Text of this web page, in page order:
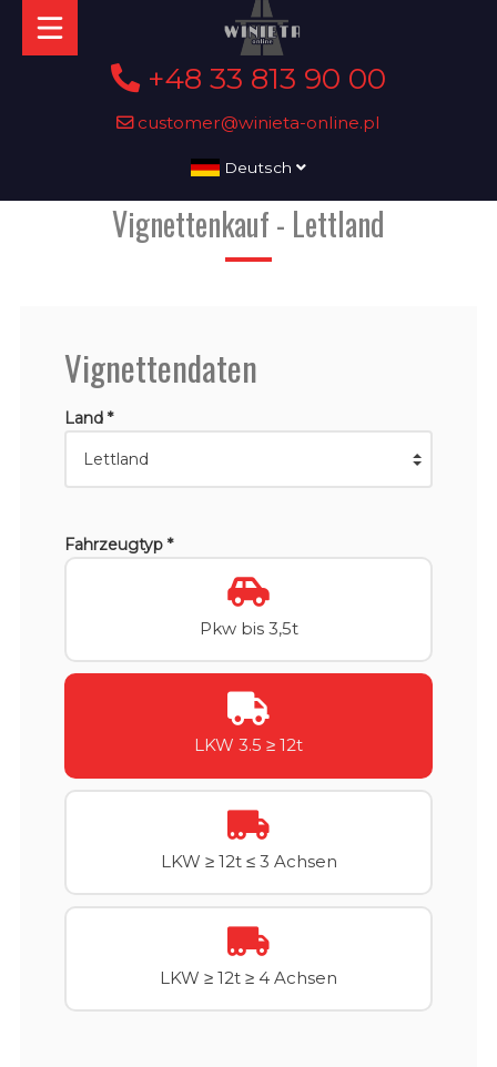
+48 33 813 90 00
customer@winieta-online.pl
Deutsch
Vignettenkauf - Lettland
Vignettendaten
Land *
Fahrzeugtyp *
Pkw bis 3,5t
LKW 3.5 ≥ 12t
LKW ≥ 12t ≤ 3 Achsen
LKW ≥ 12t ≥ 4 Achsen